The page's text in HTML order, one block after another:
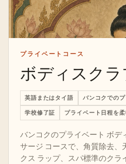
プライベートコース
ボディスク
英語またはタイ語 バンコクでの
学校修了証 プライベート日程を
バンコクのプライベート ボデ
サージ コースで、角質除去、
クス ラップ、スパ標準のクラ